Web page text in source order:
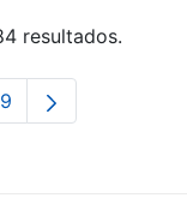
resultados.
intermedias Use
Página